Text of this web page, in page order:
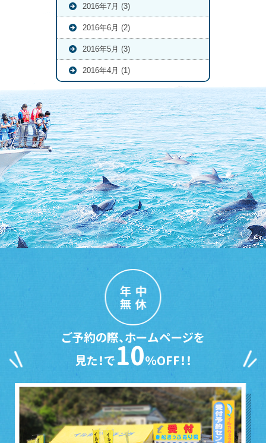
2016年7月 (3)
2016年6月 (2)
2016年5月 (3)
2016年4月 (1)
年中
無休
ご予約の際、ホームページを
見た！で10％OFF！！